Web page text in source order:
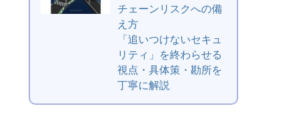
チェーンリスクへの備
え方
「追いつけないセキュ
リティ」を終わらせる
視点・具体策・勘所を
丁寧に解説